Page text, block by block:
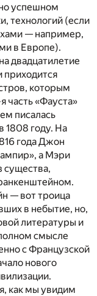
успешном
технологий (если
— например,
в Европе).
двадцатилетие
приходится
которым
часть «Фауста»
писалась
1808 году. На
года Джон
а Мэри
существа,
— вот троица
в небытие, но,
литературы и
смысле
с Французской
нового
как мы увидим